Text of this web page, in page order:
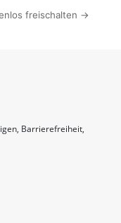
freischalten →
Barrierefreiheit